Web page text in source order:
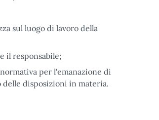
sul luogo di lavoro della
il responsabile;
per l'emanazione di
disposizioni in materia.